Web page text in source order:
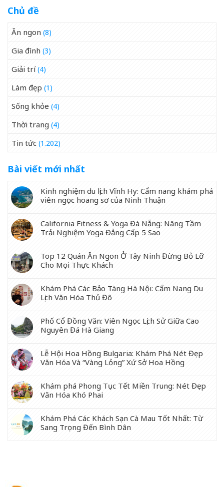
Chủ đề
Ăn ngon (8)
Gia đình (3)
Giải trí(4)
Làm đẹp (1)
Sống khỏe (4)
Thời trang (4)
Tin tức (1.202)
Bài viết mới nhất
Kinh nghiệm du lịch Vĩnh Hy: Cẩm nang khám phá
viên ngọc hoang sơ của Ninh Thuận
California Fitness & Yoga Đà Nẵng: Nâng Tầm
Trải Nghiệm Yoga Đẳng Cấp 5 Sao
Top 12 Quán Ăn Ngon Ở Tây Ninh Đừng Bỏ Lỡ
Cho Mọi Thực Khách
Khám Phá Các Bảo Tàng Hà Nội: Cẩm Nang Du
Lịch Văn Hóa Thủ Đô
Phố Cổ Đồng Văn: Viên Ngọc Lịch Sử Giữa Cao
Nguyên Đá Hà Giang
Lễ Hội Hoa Hồng Bulgaria: Khám Phá Nét Đẹp
Văn Hóa Và “Vàng Lỏng” Xứ Sở Hoa Hồng
Khám phá Phong Tục Tết Miền Trung: Nét Đẹp
Văn Hóa Khó Phai
Khám Phá Các Khách Sạn Cà Mau Tốt Nhất: Từ
Sang Trọng Đến Bình Dân